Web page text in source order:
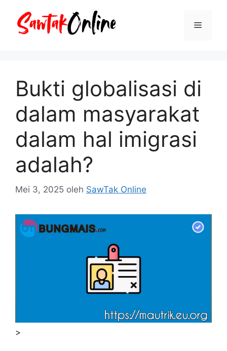
Menu
Bukti globalisasi di
dalam masyarakat
dalam hal imigrasi
adalah?
Mei 3, 2025 oleh SawTak Online
>